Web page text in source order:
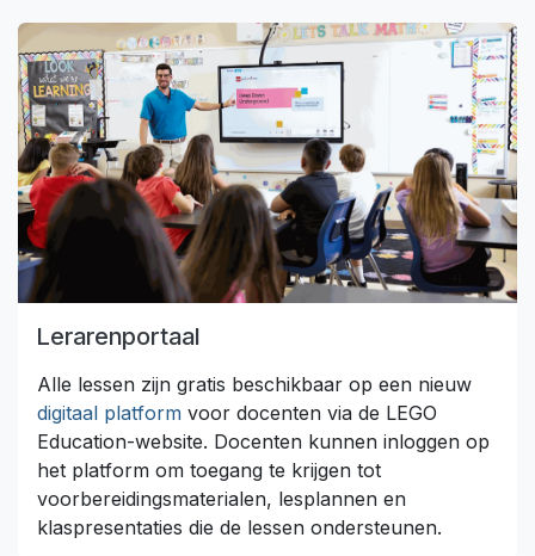
Lerarenportaal
Alle lessen zijn gratis beschikbaar op een nieuw
digitaal platform voor docenten via de LEGO
Education-website. Docenten kunnen inloggen op
het platform om toegang te krijgen tot
voorbereidingsmaterialen, lesplannen en
klaspresentaties die de lessen ondersteunen.